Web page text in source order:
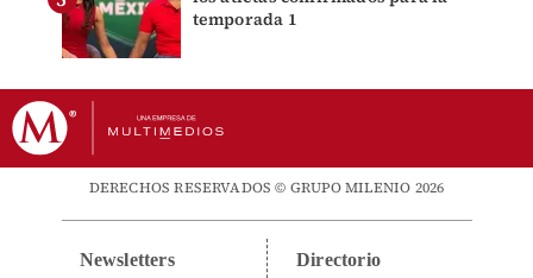
temporada 1
DERECHOS RESERVADOS © GRUPO MILENIO 2026
Newsletters Directorio